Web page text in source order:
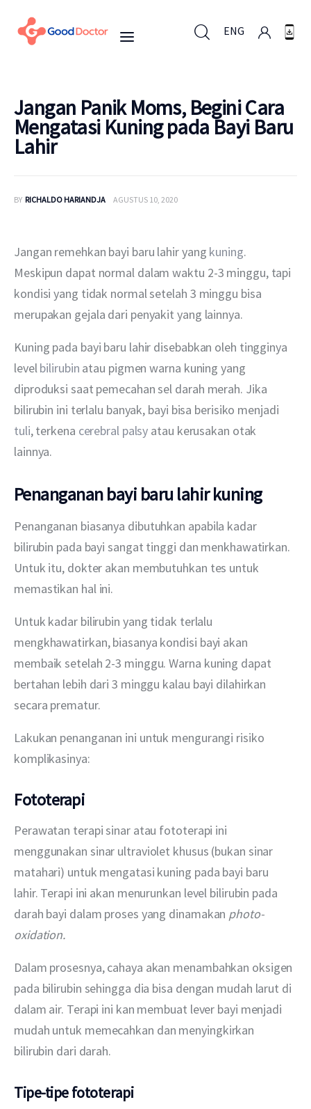
ENG
ENG
Layanan
Jangan Panik Moms, Begini Cara
Mengatasi Kuning pada Bayi Baru
Lahir
BY RICHALDO HARIANDJA AGUSTUS 10, 2020
Jangan remehkan bayi baru lahir yang kuning.
Meskipun dapat normal dalam waktu 2-3 minggu, tapi
kondisi yang tidak normal setelah 3 minggu bisa
merupakan gejala dari penyakit yang lainnya.
Kuning pada bayi baru lahir disebabkan oleh tingginya
level bilirubin atau pigmen warna kuning yang
diproduksi saat pemecahan sel darah merah. Jika
bilirubin ini terlalu banyak, bayi bisa berisiko menjadi
tuli, terkena cerebral palsy atau kerusakan otak
lainnya.
Penanganan bayi baru lahir kuning
Penanganan biasanya dibutuhkan apabila kadar
bilirubin pada bayi sangat tinggi dan menkhawatirkan.
Untuk itu, dokter akan membutuhkan tes untuk
memastikan hal ini.
Untuk kadar bilirubin yang tidak terlalu
mengkhawatirkan, biasanya kondisi bayi akan
membaik setelah 2-3 minggu. Warna kuning dapat
bertahan lebih dari 3 minggu kalau bayi dilahirkan
secara prematur.
Lakukan penanganan ini untuk mengurangi risiko
komplikasinya:
Fototerapi
Perawatan terapi sinar atau fototerapi ini
menggunakan sinar ultraviolet khusus (bukan sinar
matahari) untuk mengatasi kuning pada bayi baru
lahir. Terapi ini akan menurunkan level bilirubin pada
darah bayi dalam proses yang dinamakan photo-
oxidation.
Dalam prosesnya, cahaya akan menambahkan oksigen
pada bilirubin sehingga dia bisa dengan mudah larut di
dalam air. Terapi ini kan membuat lever bayi menjadi
mudah untuk memecahkan dan menyingkirkan
bilirubin dari darah.
Tipe-tipe fototerapi